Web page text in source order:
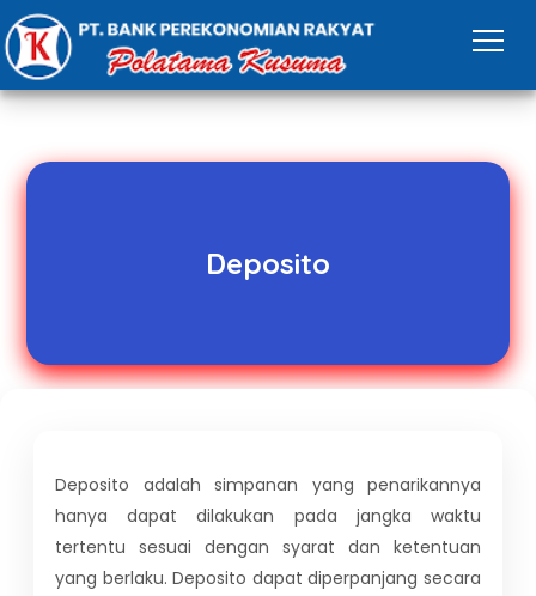
Deposito
Deposito adalah simpanan yang penarikannya
hanya dapat dilakukan pada jangka waktu
tertentu sesuai dengan syarat dan ketentuan
yang berlaku. Deposito dapat diperpanjang secara